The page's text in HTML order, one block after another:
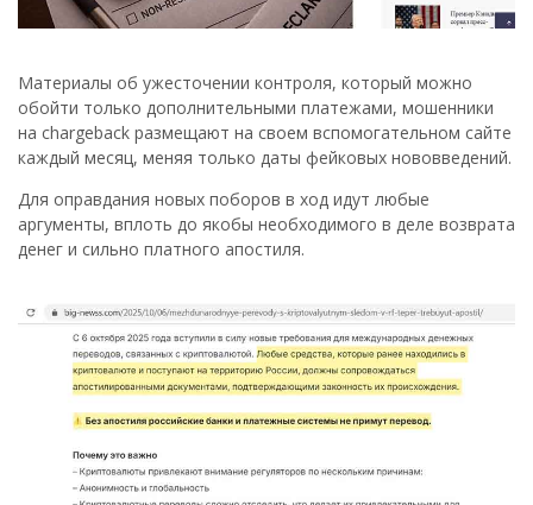
Материалы об ужесточении контроля, который можно
обойти только дополнительными платежами, мошенники
на chargeback размещают на своем вспомогательном сайте
каждый месяц, меняя только даты фейковых нововведений.
Для оправдания новых поборов в ход идут любые
аргументы, вплоть до якобы необходимого в деле возврата
денег и сильно платного апостиля.